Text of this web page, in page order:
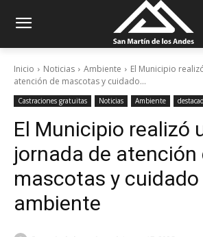
Inicio Noticias Ambiente
El Municipio
atención de mascotas y cuidado...
Castraciones gratuitas Noticias Ambiente
El Municipio realizó
jornada de atención
mascotas y cuidado
ambiente